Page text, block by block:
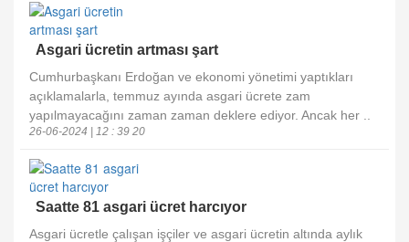
Asgari ücretin artması şart
Cumhurbaşkanı Erdoğan ve ekonomi yönetimi yaptıkları
açıklamalarla, temmuz ayında asgari ücrete zam
yapılmayacağını zaman zaman deklere ediyor. Ancak her ..
26-06-2024 | 12 : 39 20
Saatte 81 asgari ücret harcıyor
Asgari ücretle çalışan işçiler ve asgari ücretin altında aylık